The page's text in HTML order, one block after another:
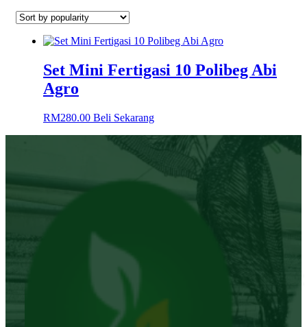
Set Mini Fertigasi 10 Polibeg Abi
Agro
RM280.00 Beli Sekarang